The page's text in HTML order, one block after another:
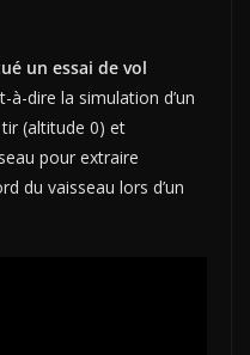
un essai de vol
à-dire la simulation d’un
(altitude 0) et
pour extraire
du vaisseau lors d’un